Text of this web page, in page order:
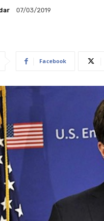
07/03/2019
Facebook